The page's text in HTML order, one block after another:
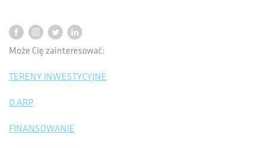
Może Cię zainteresować:
TERENY INWESTYCYJNE
O ARP
FINANSOWANIE